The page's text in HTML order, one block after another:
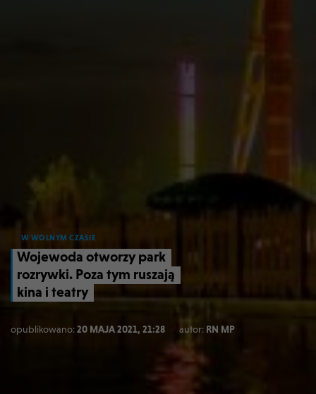
W WOLNYM CZASIE
Wojewoda otworzy park
rozrywki. Poza tym ruszają
kina i teatry
opublikowano:20 MAJA 2021, 21:28 autor: RN MP